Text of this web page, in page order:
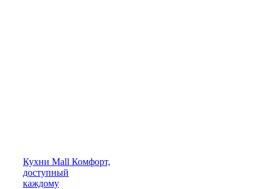
Кухни Mall Комфорт,
доступный
каждому